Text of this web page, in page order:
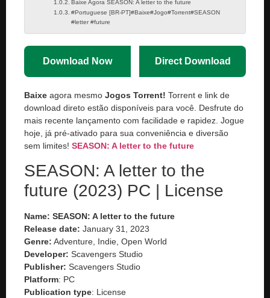
Baixe Agora SEASON: A letter to the future
#Portuguese [BR-PT]#Baixe#Jogo#Torrent#SEASON
#letter #future
Download Now Direct Download
Baixe agora mesmo Jogos Torrent! Torrent e link de
download direto estão disponíveis para você. Desfrute do
mais recente lançamento com facilidade e rapidez. Jogue
hoje, já pré-ativado para sua conveniência e diversão
sem limites! SEASON: A letter to the future
SEASON: A letter to the
future (2023) PC | License
Name: SEASON: A letter to the future
Release date: January 31, 2023
Genre: Adventure, Indie, Open World
Developer: Scavengers Studio
Publisher: Scavengers Studio
Platform: PC
Publication type: License